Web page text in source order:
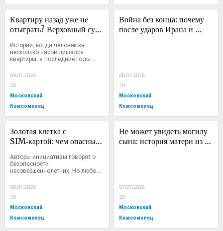
Квартиру назад уже не
отыграть? Верховный суд
с мошенниками
Историй, когда человек за
несколько часов лишался
квартиры, в последние годы...
09.07.2026
20
Московский
Комсомолец
Война без конца: почему
после ударов Ирана и
08.07.2026
10
Московский
Комсомолец
Золотая клетка с
SIM‑картой: чем опасны
запреты для детей
Авторы инициативы говорят о
безопасности
несовершеннолетних. Но любой
новый...
08.07.2026
30
Московский
Комсомолец
Не может увидеть могилу
сына: история матери из
07.07.2026
20
Московский
Комсомолец